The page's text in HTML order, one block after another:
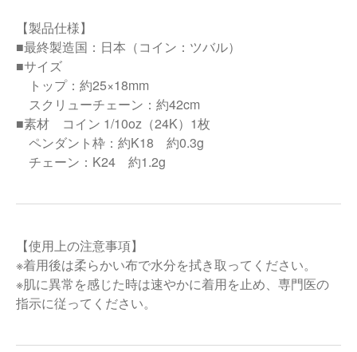
【製品仕様】
■最終製造国：日本（コイン：ツバル）
■サイズ
トップ：約25×18mm
スクリューチェーン：約42cm
■素材 コイン 1/10oz（24K）1枚
ペンダント枠：約K18 約0.3g
チェーン：K24 約1.2g
【使用上の注意事項】
※着用後は柔らかい布で水分を拭き取ってください。
※肌に異常を感じた時は速やかに着用を止め、専門医の
指示に従ってください。